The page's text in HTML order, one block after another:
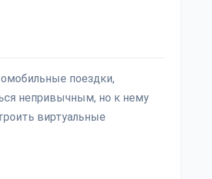
поездки,
непривычным, но к нему
виртуальные